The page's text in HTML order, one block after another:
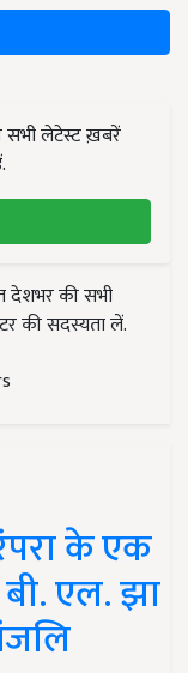
सभी लेटेस्ट ख़बरें
देशभर की सभी
की सदस्यता लें.
के एक
एल. झा